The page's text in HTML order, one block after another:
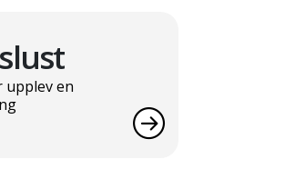
upplev en